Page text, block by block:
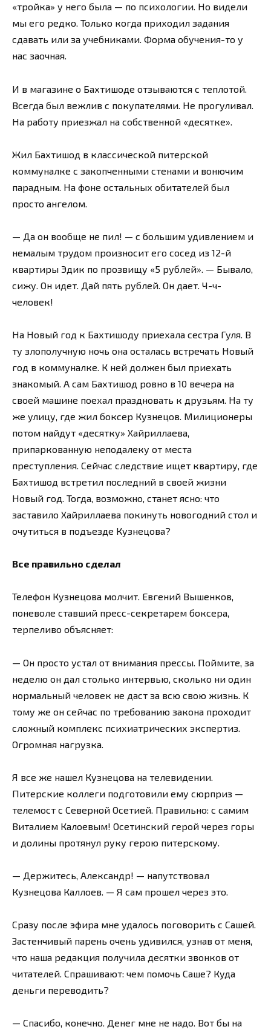
«тройка» у него была — по психологии. Но видели
мы его редко. Только когда приходил задания
сдавать или за учебниками. Форма обучения-то у
нас заочная.
И в магазине о Бахтишоде отзываются с теплотой.
Всегда был вежлив с покупателями. Не прогуливал.
На работу приезжал на собственной «десятке».
Жил Бахтишод в классической питерской
коммуналке с закопченными стенами и вонючим
парадным. На фоне остальных обитателей был
просто ангелом.
— Да он вообще не пил! — с большим удивлением и
немалым трудом произносит его сосед из 12-й
квартиры Эдик по прозвищу «5 рублей». — Бывало,
сижу. Он идет. Дай пять рублей. Он дает. Ч-ч-
человек!
На Новый год к Бахтишоду приехала сестра Гуля. В
ту злополучную ночь она осталась встречать Новый
год в коммуналке. К ней должен был приехать
знакомый. А сам Бахтишод ровно в 10 вечера на
своей машине поехал праздновать к друзьям. На ту
же улицу, где жил боксер Кузнецов. Милиционеры
потом найдут «десятку» Хайриллаева,
припаркованную неподалеку от места
преступления. Сейчас следствие ищет квартиру, где
Бахтишод встретил последний в своей жизни
Новый год. Тогда, возможно, станет ясно: что
заставило Хайриллаева покинуть новогодний стол и
очутиться в подъезде Кузнецова?
Все правильно сделал
Телефон Кузнецова молчит. Евгений Вышенков,
поневоле ставший пресс-секретарем боксера,
терпеливо объясняет:
— Он просто устал от внимания прессы. Поймите, за
неделю он дал столько интервью, сколько ни один
нормальный человек не даст за всю свою жизнь. К
тому же он сейчас по требованию закона проходит
сложный комплекс психиатрических экспертиз.
Огромная нагрузка.
Я все же нашел Кузнецова на телевидении.
Питерские коллеги подготовили ему сюрприз —
телемост с Северной Осетией. Правильно: с самим
Виталием Калоевым! Осетинский герой через горы
и долины протянул руку герою питерскому.
— Держитесь, Александр! — напутствовал
Кузнецова Каллоев. — Я сам прошел через это.
Сразу после эфира мне удалось поговорить с Сашей.
Застенчивый парень очень удивился, узнав от меня,
что наша редакция получила десятки звонков от
читателей. Спрашивают: чем помочь Саше? Куда
деньги переводить?
— Спасибо, конечно. Денег мне не надо. Вот бы на